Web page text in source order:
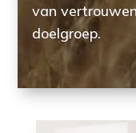
van
doelgroep.